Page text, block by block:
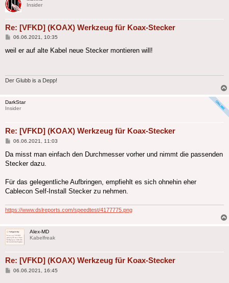
Insider
Re: [VFKD] (KOAX) Werkzeug für Koax-Stecker
Beitrag
06.06.2021, 10:35
weil er auf alte Kabel neue Stecker montieren will!
Der Glubb is a Depp!
DarkStar
Insider
Re: [VFKD] (KOAX) Werkzeug für Koax-Stecker
Beitrag
06.06.2021, 11:03
Da misst man einfach den Durchmesser vorher und nimmt die passenden
Stecker dazu.
Für das gelegentliche Aufbringen, empfiehlt es sich ohnehin eher
Cablecon Self-Install Stecker zu nehmen.
https://www.dslreports.com/speedtest/4177775.png
Alex-MD
Kabelfreak
Re: [VFKD] (KOAX) Werkzeug für Koax-Stecker
Beitrag
06.06.2021, 16:45